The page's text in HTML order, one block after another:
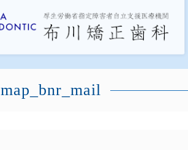
map_bnr_mail